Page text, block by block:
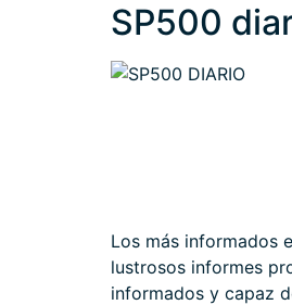
SP500
Los más informados
lustrosos informes
informados y capaz